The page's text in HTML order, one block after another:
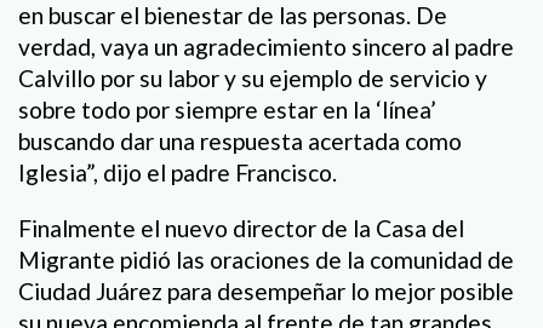
en buscar el bienestar de las personas. De
verdad, vaya un agradecimiento sincero al padre
Calvillo por su labor y su ejemplo de servicio y
sobre todo por siempre estar en la ‘línea’
buscando dar una respuesta acertada como
Iglesia”, dijo el padre Francisco.
Finalmente el nuevo director de la Casa del
Migrante pidió las oraciones de la comunidad de
Ciudad Juárez para desempeñar lo mejor posible
su nueva encomienda al frente de tan grandes